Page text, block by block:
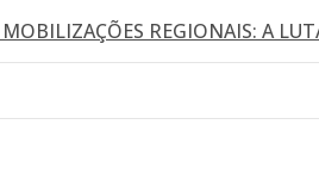
REGIONAIS: A